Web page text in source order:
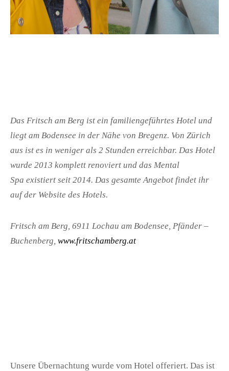
Das Fritsch am Berg ist ein familiengeführtes Hotel und
liegt am Bodensee in der Nähe von Bregenz. Von Zürich
aus ist es in weniger als 2 Stunden erreichbar. Das Hotel
wurde 2013 komplett renoviert und das Mental
Spa existiert seit 2014. Das gesamte Angebot findet ihr
auf der Website des Hotels.
Fritsch am Berg, 6911 Lochau am Bodensee, Pfänder –
Buchenberg, www.fritschamberg.at
Unsere Übernachtung wurde vom Hotel offeriert. Das ist